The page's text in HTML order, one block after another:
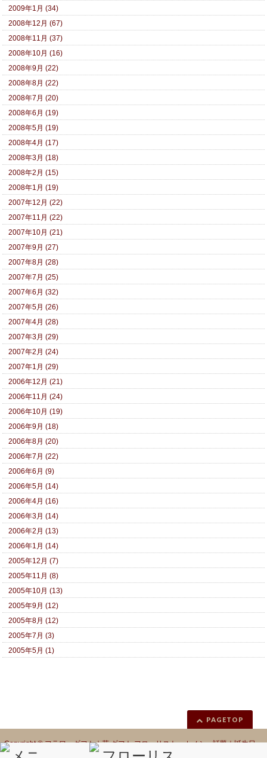
2009年1月 (34)
2008年12月 (67)
2008年11月 (37)
2008年10月 (16)
2008年9月 (22)
2008年8月 (22)
2008年7月 (20)
2008年6月 (19)
2008年5月 (19)
2008年4月 (17)
2008年3月 (18)
2008年2月 (15)
2008年1月 (19)
2007年12月 (22)
2007年11月 (22)
2007年10月 (21)
2007年9月 (27)
2007年8月 (28)
2007年7月 (25)
2007年6月 (32)
2007年5月 (26)
2007年4月 (28)
2007年3月 (29)
2007年2月 (24)
2007年1月 (29)
2006年12月 (21)
2006年11月 (24)
2006年10月 (19)
2006年9月 (18)
2006年8月 (20)
2006年7月 (22)
2006年6月 (9)
2006年5月 (14)
2006年4月 (16)
2006年3月 (14)
2006年2月 (13)
2006年1月 (14)
2005年12月 (7)
2005年11月 (8)
2005年10月 (13)
2005年9月 (12)
2005年8月 (12)
2005年7月 (3)
2005年5月 (1)
PAGETOP
Copyright ©フラワーギフト｜花 ギフト フローリスト カノシェ話題｜誕生日
花｜胡蝶蘭｜プリザーブドフラワー All Rights Reserved.